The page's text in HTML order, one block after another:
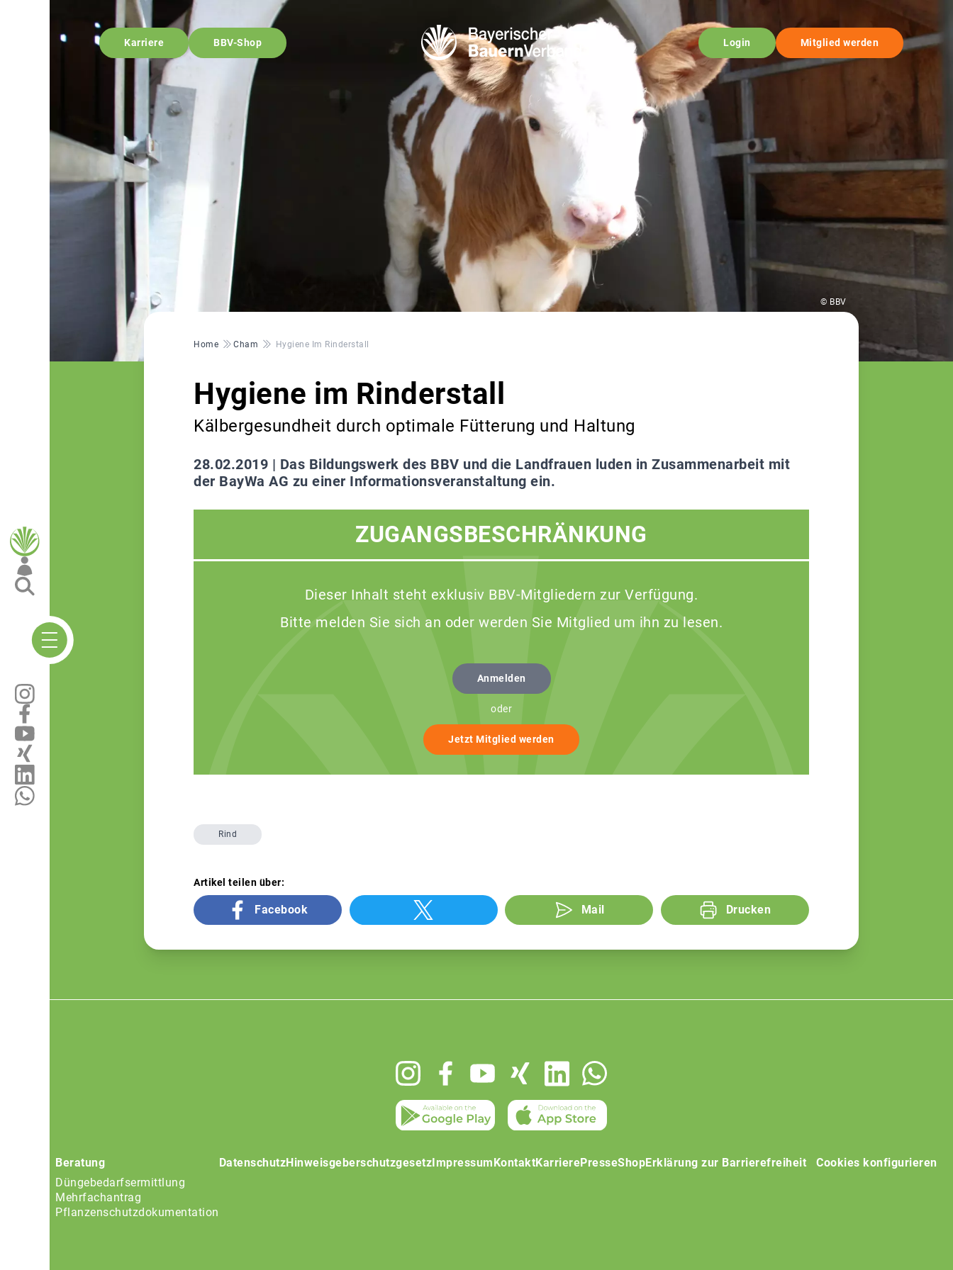
Karriere BBV-Shop Login Mitglied werden
© BBV
Pfadnavigation
Home Cham Hygiene Im Rinderstall
Hygiene im Rinderstall
Kälbergesundheit durch optimale Fütterung und Haltung
28.02.2019 | Das Bildungswerk des BBV und die Landfrauen luden in Zusammenarbeit mit
der BayWa AG zu einer Informationsveranstaltung ein.
ZUGANGSBESCHRÄNKUNG
Dieser Inhalt steht exklusiv BBV-Mitgliedern zur Verfügung.
Bitte melden Sie sich an oder werden Sie Mitglied um ihn zu lesen.
Anmelden
oder
Jetzt Mitglied werden
Rind
Artikel teilen über:
Facebook Mail Drucken
Beratung
Düngebedarfsermittlung
Mehrfachantrag
Pflanzenschutzdokumentation
DatenschutzHinweisgeberschutzgesetzImpressumKontaktKarrierePresseShopErklärung zur Barrierefreiheit Cookies konfigurieren